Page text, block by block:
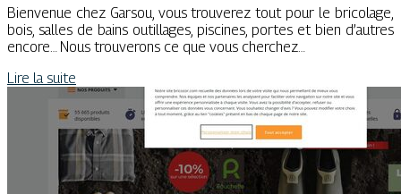
Bienvenue chez Garsou, vous trouverez tout pour le bricolage,
bois, salles de bains outillages, piscines, portes et bien d’autres
encore… Nous trouverons ce que vous cherchez…
Lire la suite